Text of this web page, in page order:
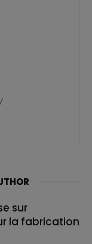
sur
la fabrication